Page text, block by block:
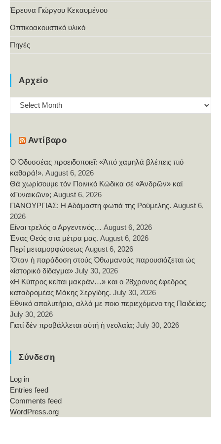
Έρευνα Γιώργου Κεκαυμένου
Οπτικοακουστικό υλικό
Πηγές
Αρχείο
Αρχείο
Αντίβαρο
Ὁ Ὀδυσσέας προειδοποιεῖ: «Ἀπό χαμηλά βλέπεις πιό
καθαρά!». August 6, 2026
Θά χωρίσουμε τόν Ποινικό Κώδικα σέ «Ἀνδρῶν» καί
«Γυναικῶν»; August 6, 2026
ΠΑΝΟΥΡΓΙΑΣ: Η Αδάμαστη φωτιά της Ρούμελης. August 6,
2026
Είναι τρελός ο Αργεντινός… August 6, 2026
Ένας Θεός στα μέτρα μας. August 6, 2026
Περί μεταμορφώσεως August 6, 2026
Ὅταν ἡ παράδοση στούς Ὀθωμανούς παρουσιάζεται ὡς
«ἱστορικό δίδαγμα» July 30, 2026
«Η Κύπρος κείται μακράν…» και ο 28χρονος έφεδρος
καταδρομέας Μάκης Σεργίδης. July 30, 2026
Εθνικό απολυτήριο, αλλά με ποιο περιεχόμενο της Παιδείας;
July 30, 2026
Γιατί δέν προβάλλεται αὐτή ἡ νεολαία; July 30, 2026
Σύνδεση
Log in
Entries feed
Comments feed
WordPress.org